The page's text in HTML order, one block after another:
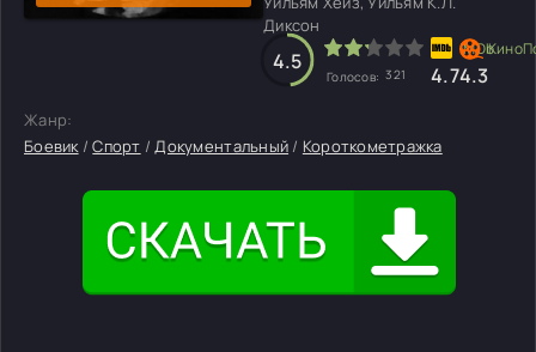
Диксон
4.5
Голосов: 321 4.74.3
Жанр:
Боевик/Спорт /Документальный / Короткометражка